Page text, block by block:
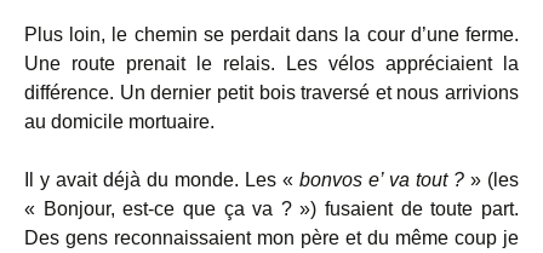
Plus loin, le chemin se perdait dans la cour d’une ferme.
Une route prenait le relais. Les vélos appréciaient la
différence. Un dernier petit bois traversé et nous arrivions
au domicile mortuaire.
Il y avait déjà du monde. Les « bonvos e’ va tout ? » (les
« Bonjour, est-ce que ça va ? ») fusaient de toute part.
Des gens reconnaissaient mon père et du même coup je